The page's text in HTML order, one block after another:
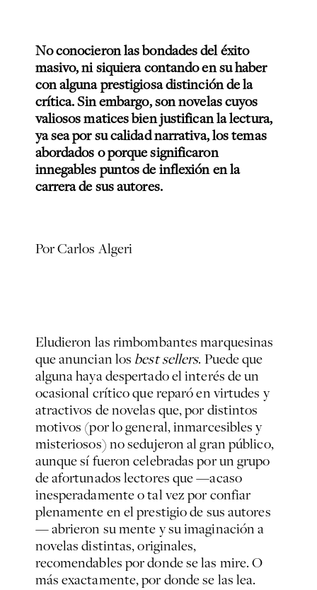
No conocieron las bondades del éxito
masivo, ni siquiera contando en su haber
con alguna prestigiosa distinción de la
crítica. Sin embargo, son novelas cuyos
valiosos matices bien justifican la lectura,
ya sea por su calidad narrativa, los temas
abordados o porque significaron
innegables puntos de inflexión en la
carrera de sus autores.
Por Carlos Algeri
Eludieron las rimbombantes marquesinas
que anuncian los best sellers. Puede que
alguna haya despertado el interés de un
ocasional crítico que reparó en virtudes y
atractivos de novelas que, por distintos
motivos (por lo general, inmarcesibles y
misteriosos) no sedujeron al gran público,
aunque sí fueron celebradas por un grupo
de afortunados lectores que —acaso
inesperadamente o tal vez por confiar
plenamente en el prestigio de sus autores
— abrieron su mente y su imaginación a
novelas distintas, originales,
recomendables por donde se las mire. O
más exactamente, por donde se las lea.